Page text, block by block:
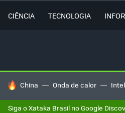
CIÊNCIA TECNOLOGIA
TENDÊNCIAS DO DIA
China Onda de calor
Siga o Xataka Brasil no Google